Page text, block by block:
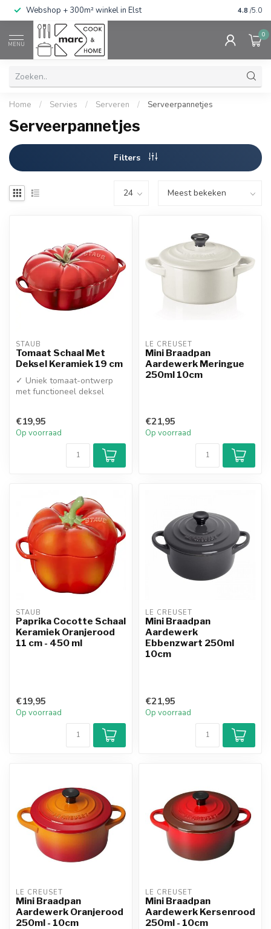
Webshop + 300m² winkel in Elst Gratis
4.8 /5.0
MENU
0
Home / Servies / Serveren / Serveerpannetjes
Serveerpannetjes
Filters
STAUB
Tomaat Schaal Met
Deksel Keramiek 19 cm
✓ Uniek tomaat-ontwerp
met functioneel deksel
€19,95
Op voorraad
LE CREUSET
Mini Braadpan
Aardewerk Meringue
250ml 10cm
€21,95
Op voorraad
STAUB
Paprika Cocotte Schaal
Keramiek Oranjerood
11 cm - 450 ml
€19,95
Op voorraad
LE CREUSET
Mini Braadpan
Aardewerk
Ebbenzwart 250ml
10cm
€21,95
Op voorraad
LE CREUSET
Mini Braadpan
Aardewerk Oranjerood
250ml - 10cm
LE CREUSET
Mini Braadpan
Aardewerk Kersenrood
250ml - 10cm